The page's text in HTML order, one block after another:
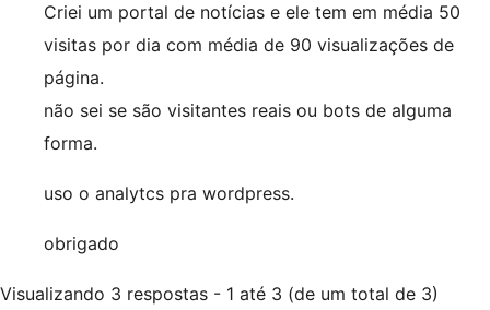
Criei um portal de notícias e ele tem em média 50
visitas por dia com média de 90 visualizações de
página.
não sei se são visitantes reais ou bots de alguma
forma.
uso o analytcs pra wordpress.
obrigado
Visualizando 3 respostas - 1 até 3 (de um total de 3)